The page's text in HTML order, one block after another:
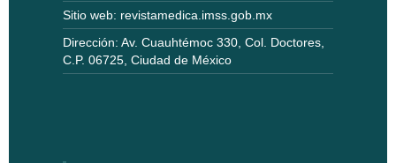
Sitio web: revistamedica.imss.gob.mx
Dirección: Av. Cuauhtémoc 330, Col. Doctores,
C.P. 06725, Ciudad de México